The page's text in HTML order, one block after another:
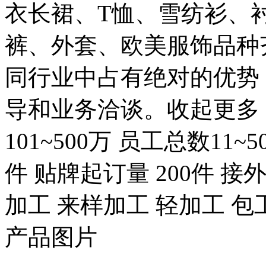
衣长裙、T恤、雪纺衫、
裤、外套、欧美服饰品
同行业中占有绝对的优
导和业务洽谈。收起更
101~500万 员工总数
件 贴牌起订量 200件 接
加工 来样加工 轻加工 包
产品图片